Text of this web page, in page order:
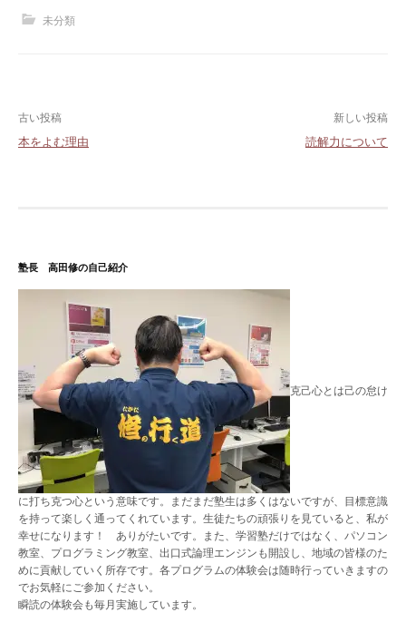
未分類
投
稿
ー
ン
古い投稿
本をよむ理由
新しい投稿
読解力について
塾長 高田修の自己紹介
克己心とは己の怠け
に打ち克つ心という意味です。まだまだ塾生は多くはないですが、目標意識
を持って楽しく通ってくれています。生徒たちの頑張りを見ていると、私が
幸せになります！ ありがたいです。また、学習塾だけではなく、パソコン
教室、プログラミング教室、出口式論理エンジンも開設し、地域の皆様のた
めに貢献していく所存です。各プログラムの体験会は随時行っていきますの
でお気軽にご参加ください。
瞬読の体験会も毎月実施しています。